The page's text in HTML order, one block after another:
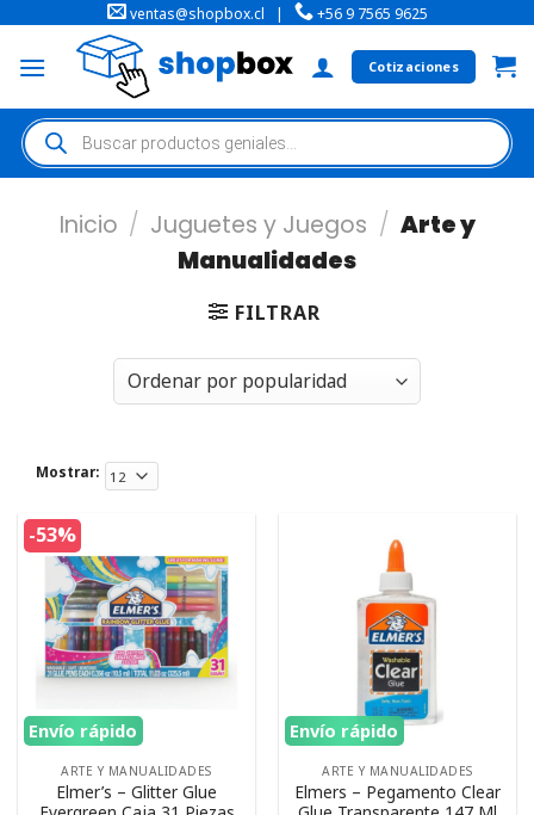
ventas@shopbox.cl | +56 9 7565 9625
Cotizaciones
Inicio / Juguetes y Juegos / Arte y
Manualidades
FILTRAR
Mostrar:
-53%
Envío rápido
ARTE Y MANUALIDADES
Elmer’s – Glitter Glue
Envío rápido
ARTE Y MANUALIDADES
Elmers – Pegamento Clear